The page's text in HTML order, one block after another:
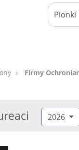
Firmy
2026